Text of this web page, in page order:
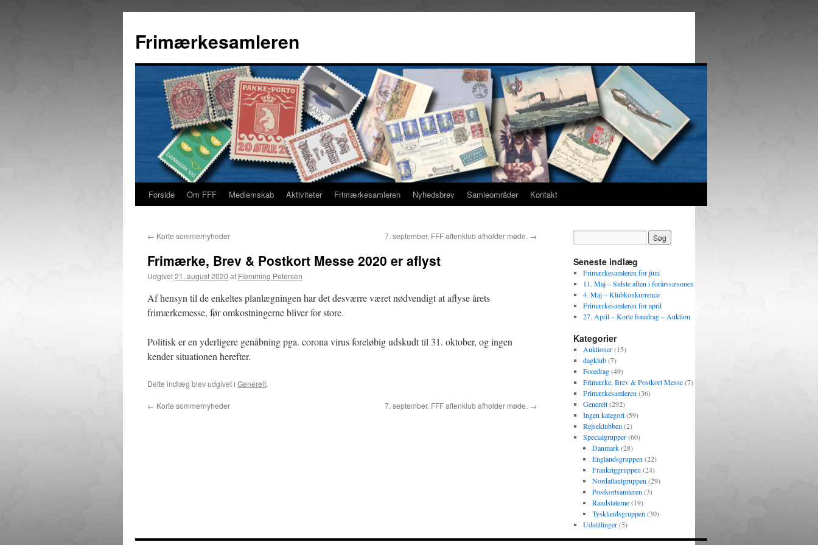
indhold
Frimærkesamleren
Forside Om FFF Medlemskab Aktiviteter Frimærkesamleren Nyhedsbrev Samleområder Kontakt
← Korte sommernyheder 7. september, FFF aftenklub afholder møde. →
Frimærke, Brev & Postkort Messe 2020 er aflyst
Udgivet21. august 2020 af Flemming Petersen
Af hensyn til de enkeltes planlægningen har det desværre været nødvendigt at aflyse årets
frimærkemesse, før omkostningerne bliver for store.
Politisk er en yderligere genåbning pga. corona virus foreløbig udskudt til 31. oktober, og ingen
kender situationen herefter.
Dette indlæg blev udgivet i Generelt.
← Korte sommernyheder 7. september, FFF aftenklub afholder møde. →
Seneste indlæg
Frimærkesamleren for juni
11. Maj – Sidste aften i forårssæsonen
4. Maj – Klubkonkurrence
Frimærkesamleren for april
27. April – Korte foredrag – Auktion
Kategorier
Auktioner(15)
dagklub(7)
Foredrag(49)
Frimærke, Brev & Postkort Messe(7)
Frimærkesamleren (36)
Generelt(292)
Ingen kategori(59)
Rejseklubben (2)
Specialgrupper(60)
Danmark(28)
Englandsgruppen (22)
Frankriggruppen (24)
Nordatlantgruppen (29)
Postkortsamleren (3)
Randstaterne(19)
Tysklandsgruppen (30)
Udstillinger(5)